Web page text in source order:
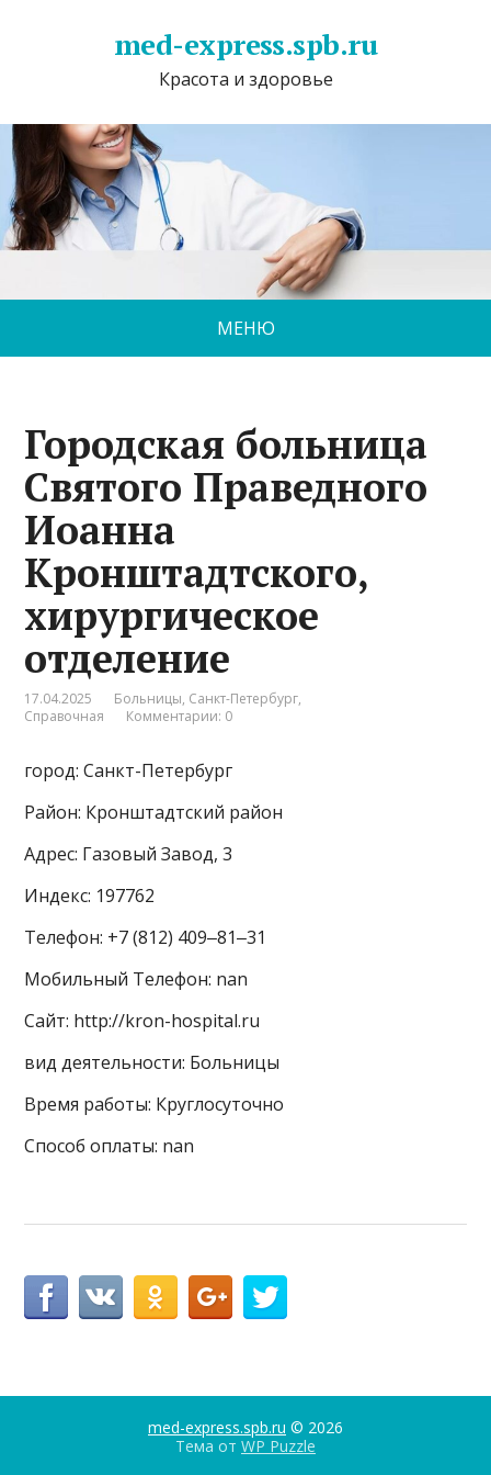
med-express.spb.ru
Красота и здоровье
МЕНЮ
Городская больница
Святого Праведного
Иоанна
Кронштадтского,
хирургическое
отделение
17.04.2025 Больницы, Санкт-Петербург,
Справочная
Комментарии: 0
город: Санкт-Петербург
Район: Кронштадтский район
Адрес: Газовый Завод, 3
Индекс: 197762
Телефон: +7 (812) 409‒81‒31
Мобильный Телефон: nan
Сайт: http://kron-hospital.ru
вид деятельности: Больницы
Время работы: Круглосуточно
Способ оплаты: nan
med-express.spb.ru © 2026
Тема от WP Puzzle